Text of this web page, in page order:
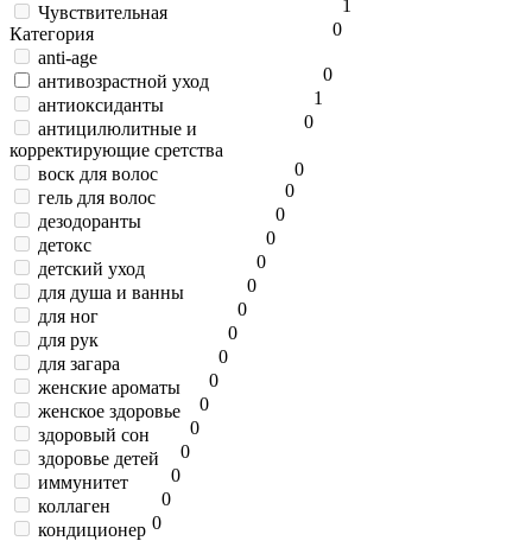
1
Чувствительная
0
Категория
anti-age
0
антивозрастной уход
1
антиоксиданты
0
антицилюлитные и
корректирующие сретства
0
воск для волос
0
гель для волос
0
дезодоранты
0
детокс
0
детский уход
0
для душа и ванны
0
для ног
0
для рук
0
для загара
0
женские ароматы
0
женское здоровье
0
здоровый сон
0
здоровье детей
0
иммунитет
0
коллаген
0
кондиционер